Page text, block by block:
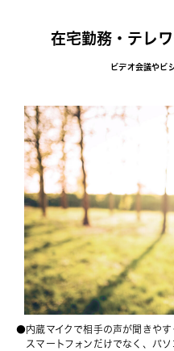
在宅勤務・テレ
ビデオ会議やビ
●内蔵マイクで相手の声が聞きやす
スマートフォンだけでなく、パ